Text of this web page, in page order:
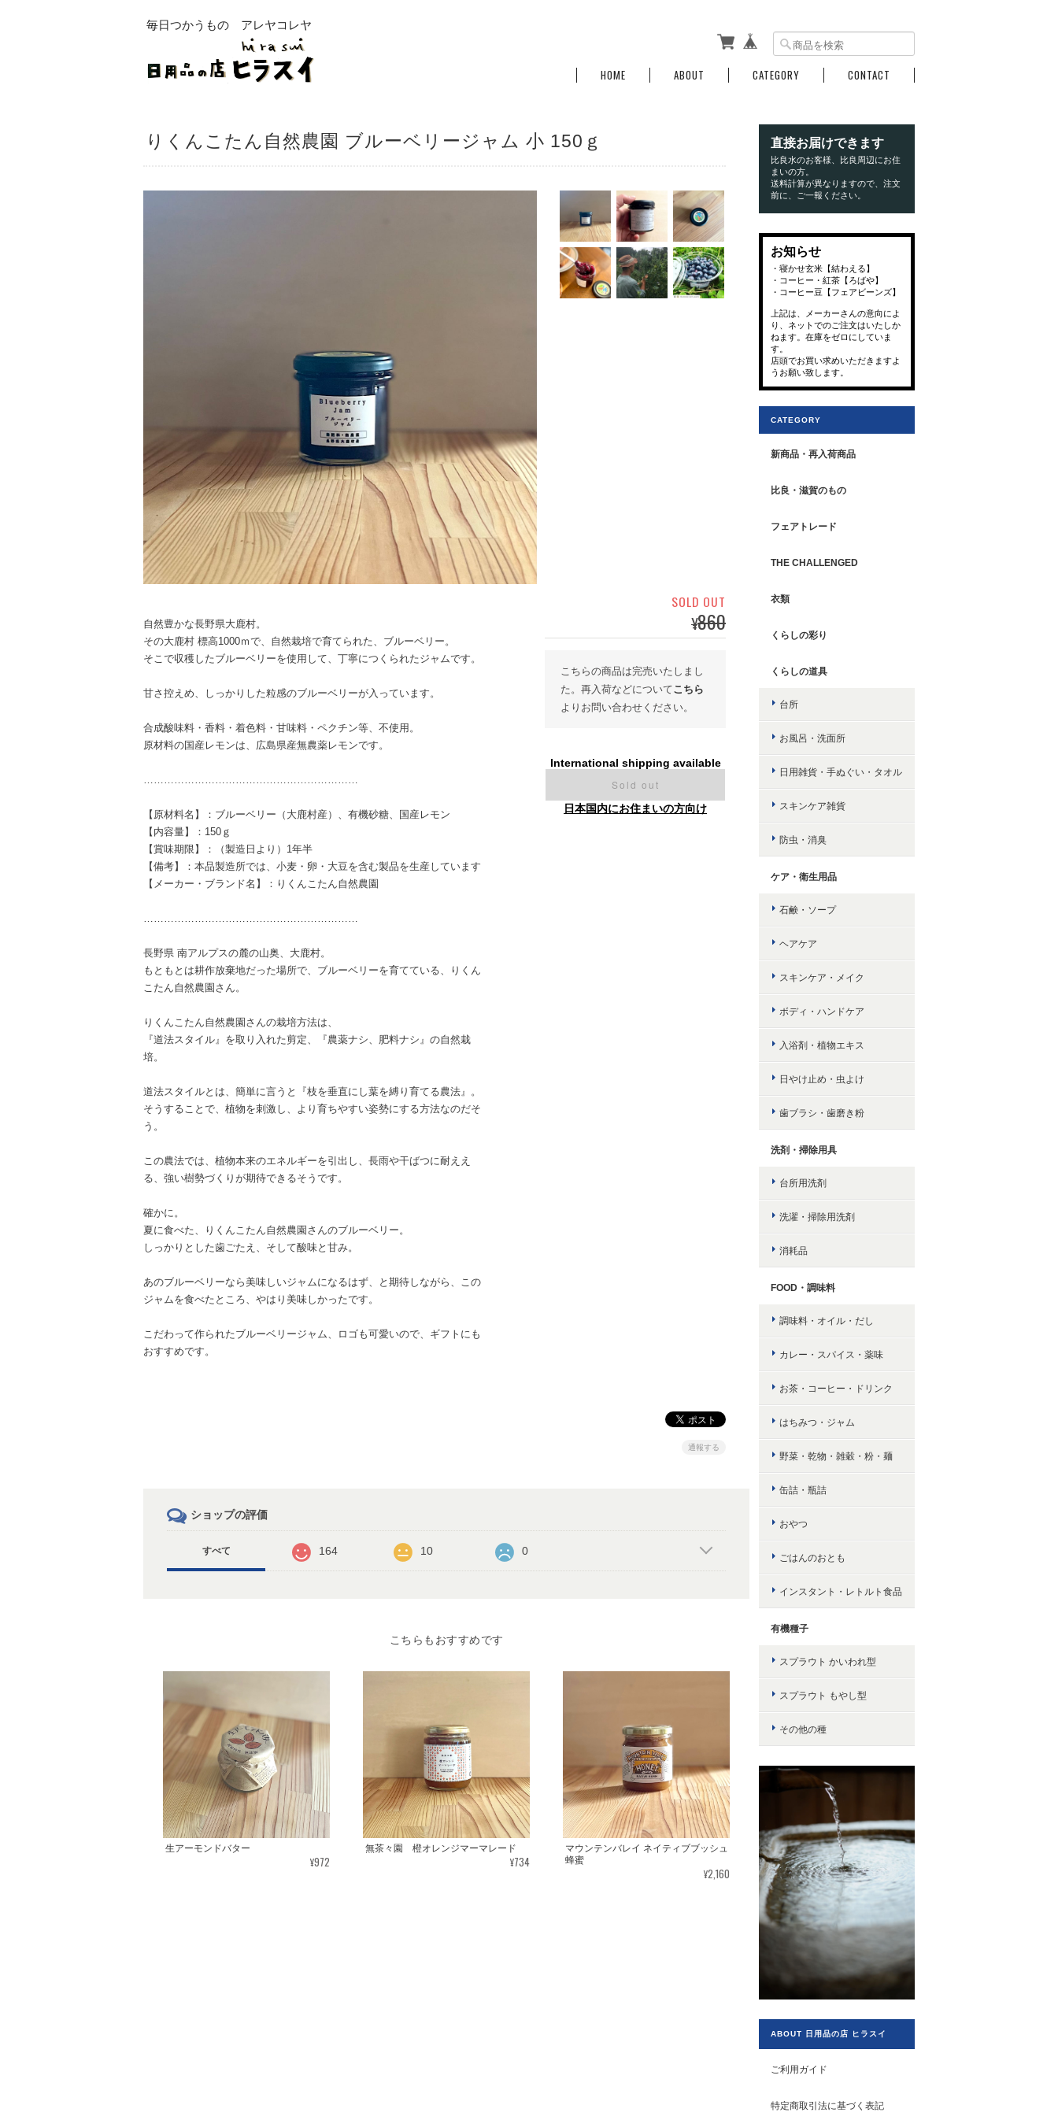
毎日つかうもの アレヤコレヤ
HOME ABOUT CATEGORY CONTACT
りくんこたん自然農園 ブルーベリージャム 小 150ｇ
自然豊かな長野県大鹿村。
その大鹿村 標高1000ｍで、自然栽培で育てられた、ブルーベリー。
そこで収穫したブルーベリーを使用して、丁寧につくられたジャムです。
甘さ控えめ、しっかりした粒感のブルーベリーが入っています。
合成酸味料・香料・着色料・甘味料・ペクチン等、不使用。
原材料の国産レモンは、広島県産無農薬レモンです。
………………………………………………………
【原材料名】：ブルーベリー（大鹿村産）、有機砂糖、国産レモン
【内容量】：150ｇ
【賞味期限】：（製造日より）1年半
【備考】：本品製造所では、小麦・卵・大豆を含む製品を生産しています
【メーカー・ブランド名】：りくんこたん自然農園
………………………………………………………
長野県 南アルプスの麓の山奥、大鹿村。
もともとは耕作放棄地だった場所で、ブルーベリーを育てている、りくん
こたん自然農園さん。
りくんこたん自然農園さんの栽培方法は、
『道法スタイル』を取り入れた剪定、『農薬ナシ、肥料ナシ』の自然栽
培。
道法スタイルとは、簡単に言うと『枝を垂直にし葉を縛り育てる農法』。
そうすることで、植物を刺激し、より育ちやすい姿勢にする方法なのだそ
う。
この農法では、植物本来のエネルギーを引出し、長雨や干ばつに耐ええ
る、強い樹勢づくりが期待できるそうです。
確かに。
夏に食べた、りくんこたん自然農園さんのブルーベリー。
しっかりとした歯ごたえ、そして酸味と甘み。
あのブルーベリーなら美味しいジャムになるはず、と期待しながら、この
ジャムを食べたところ、やはり美味しかったです。
こだわって作られたブルーベリージャム、ロゴも可愛いので、ギフトにも
おすすめです。
SOLD OUT
¥860
こちらの商品は完売いたしまし
た。再入荷などについてこちら
よりお問い合わせください。
International shipping available
Sold out
日本国内にお住まいの方向け
通報する
ショップの評価
すべて 164 10 0
こちらもおすすめです
生アーモンドバター
¥972
無茶々園 橙オレンジマーマレード
¥734
マウンテンバレイ ネイティブブッシュ
蜂蜜
¥2,160
直接お届けできます
比良水のお客様、比良周辺にお住
まいの方。
送料計算が異なりますので、注文
前に、ご一報ください。
お知らせ
・寝かせ玄米【結わえる】
・コーヒー・紅茶【ろばや】
・コーヒー豆【フェアビーンズ】
上記は、メーカーさんの意向によ
り、ネットでのご注文はいたしか
ねます。在庫をゼロにしていま
す。
店頭でお買い求めいただきますよ
うお願い致します。
CATEGORY
新商品・再入荷商品
比良・滋賀のもの
フェアトレード
THE CHALLENGED
衣類
くらしの彩り
くらしの道具
台所
お風呂・洗面所
日用雑貨・手ぬぐい・タオル
スキンケア雑貨
防虫・消臭
ケア・衛生用品
石鹸・ソープ
ヘアケア
スキンケア・メイク
ボディ・ハンドケア
入浴剤・植物エキス
日やけ止め・虫よけ
歯ブラシ・歯磨き粉
洗剤・掃除用具
台所用洗剤
洗濯・掃除用洗剤
消耗品
FOOD・調味料
調味料・オイル・だし
カレー・スパイス・薬味
お茶・コーヒー・ドリンク
はちみつ・ジャム
野菜・乾物・雑穀・粉・麺
缶詰・瓶詰
おやつ
ごはんのおとも
インスタント・レトルト食品
有機種子
スプラウト かいわれ型
スプラウト もやし型
その他の種
ABOUT 日用品の店 ヒラスイ
ご利用ガイド
特定商取引法に基づく表記